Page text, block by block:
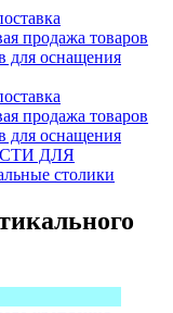
продажа товаров
для оснащения
продажа товаров
для оснащения
ДЛЯ
столики